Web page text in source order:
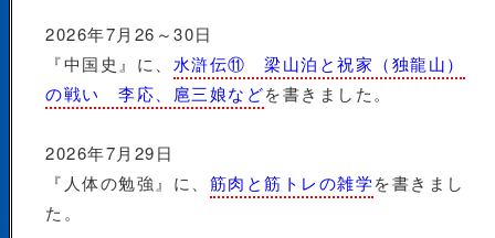
2026年7月26～30日
『中国史』に、 水滸伝⑪ 梁山泊と祝家（独龍山）
の戦い 李応、扈三娘などを書きました。
2026年7月29日
『人体の勉強』に、 筋肉と筋トレの雑学を書きまし
た。